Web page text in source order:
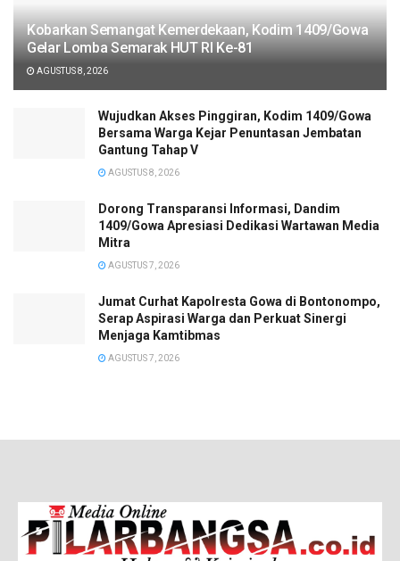
Kobarkan Semangat Kemerdekaan, Kodim 1409/Gowa
Gelar Lomba Semarak HUT RI Ke-81
AGUSTUS 8, 2026
Wujudkan Akses Pinggiran, Kodim 1409/Gowa
Bersama Warga Kejar Penuntasan Jembatan
Gantung Tahap V
AGUSTUS 8, 2026
Dorong Transparansi Informasi, Dandim
1409/Gowa Apresiasi Dedikasi Wartawan Media
Mitra
AGUSTUS 7, 2026
Jumat Curhat Kapolresta Gowa di Bontonompo,
Serap Aspirasi Warga dan Perkuat Sinergi
Menjaga Kamtibmas
AGUSTUS 7, 2026